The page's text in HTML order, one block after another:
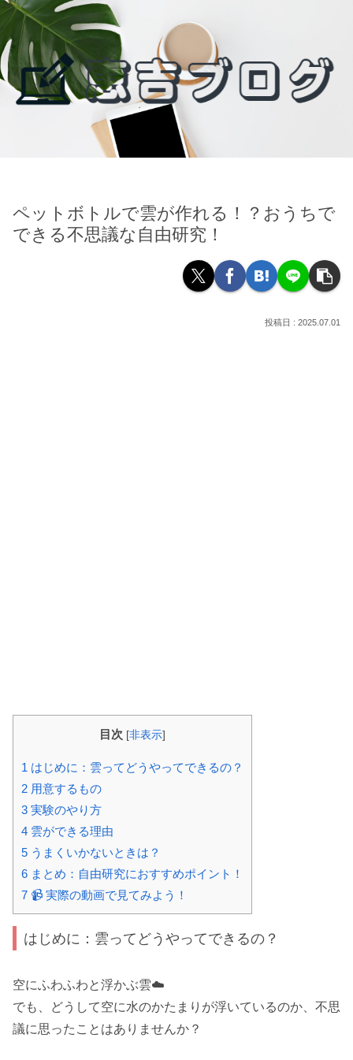
ペットボトルで雲が作れる！？おうちで
できる不思議な自由研究！
2025.07.01
目次 [非表示]
1 はじめに：雲ってどうやってできるの？
2 用意するもの
3 実験のやり方
4 雲ができる理由
5 うまくいかないときは？
6 まとめ：自由研究におすすめポイント！
7 📹 実際の動画で見てみよう！
はじめに：雲ってどうやってできるの？
空にふわふわと浮かぶ雲☁️
でも、どうして空に水のかたまりが浮いているのか、不思
議に思ったことはありませんか？